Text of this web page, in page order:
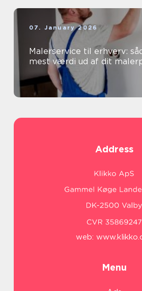
07. January 2026
Malerservice til erhverv:
mest værdi ud af dit
Address
web:
Menu